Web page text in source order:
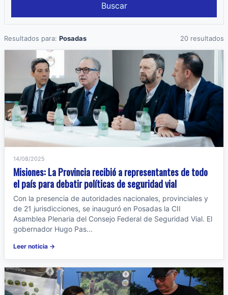
Buscar
Resultados para: Posadas 20 resultados
14/08/2025
Misiones: La Provincia recibió a representantes de todo
el país para debatir políticas de seguridad vial
Con la presencia de autoridades nacionales, provinciales y
de 21 jurisdicciones, se inauguró en Posadas la CII
Asamblea Plenaria del Consejo Federal de Seguridad Vial. El
gobernador Hugo Pas...
Leer noticia →